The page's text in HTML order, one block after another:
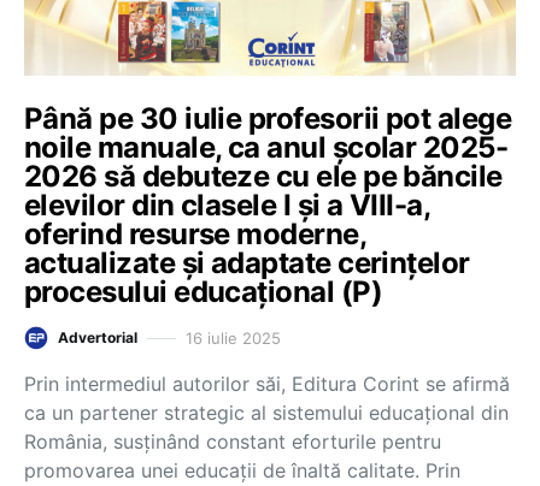
Până pe 30 iulie profesorii pot alege
noile manuale, ca anul școlar 2025-
2026 să debuteze cu ele pe băncile
elevilor din clasele I și a VIII-a,
oferind resurse moderne,
actualizate și adaptate cerințelor
procesului educațional (P)
Advertorial 16 iulie 2025
Prin intermediul autorilor săi, Editura Corint se afirmă
ca un partener strategic al sistemului educațional din
România, susținând constant eforturile pentru
promovarea unei educații de înaltă calitate. Prin